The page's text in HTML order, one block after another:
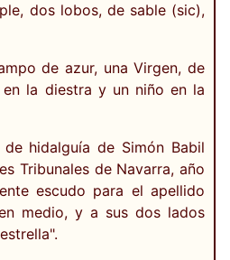
dos lobos, de sable (sic),
de azur, una Virgen, de
la diestra y un niño en la
hidalguía de Simón Babil
Tribunales de Navarra, año
escudo para el apellido
medio, y a sus dos lados